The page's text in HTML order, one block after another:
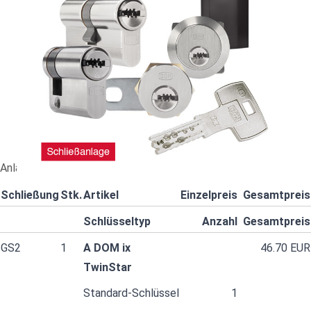
-
Dodací lhůta: 2-4 Wochen
Porovnat
Anlagennummer: AL608432
Schließung Stk.Artikel Einzelpreis Gesamtpreis
Schlüsseltyp
Anzahl Gesamtpreis
GS2
1
A DOM ix
TwinStar
46.70 EUR
Standard-Schlüssel 1